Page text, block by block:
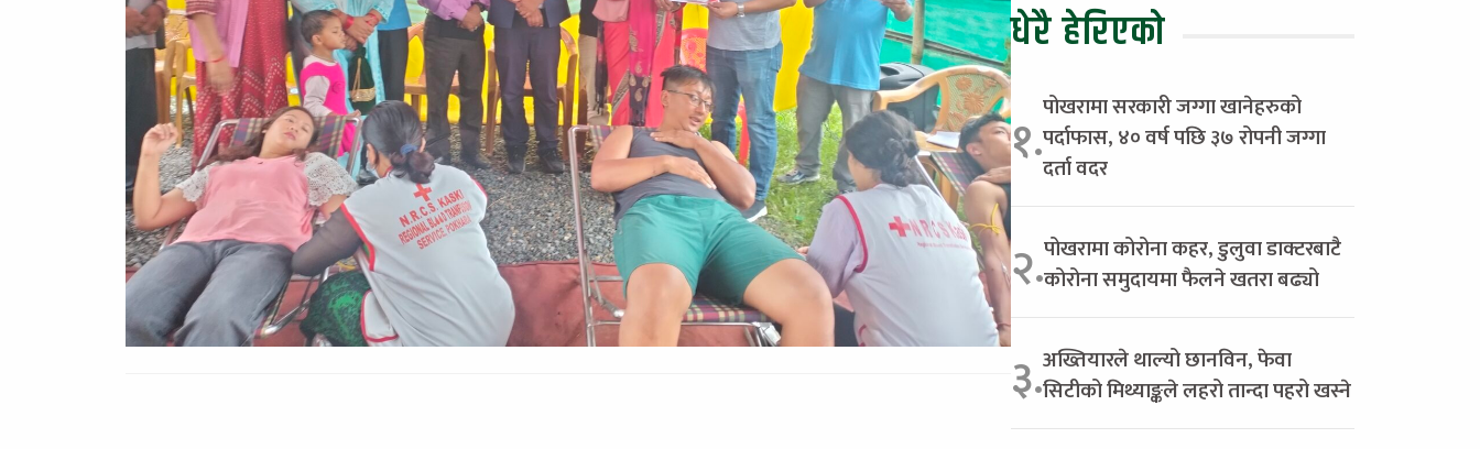
धेरै हेरिएको
१.पोखरामा सरकारी जग्गा खानेहरुको
पर्दाफास, ४० वर्ष पछि ३७ रोपनी जग्गा
दर्ता वदर
२.पोखरामा कोरोना कहर, डुलुवा डाक्टरबाटै
कोरोना समुदायमा फैलने खतरा बढ्यो
३.अख्तियारले थाल्यो छानविन, फेवा
सिटीको मिथ्याङ्कले लहरो तान्दा पहरो खस्ने